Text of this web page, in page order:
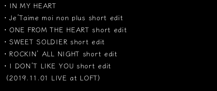
・IN MY HEART
・Je’Taime moi non plus short edit
・ONE FROM THE HEART short edit
・SWEET SOLDIER short edit
・ROCKIN’ ALL NIGHT short edit
・I DON’T LIKE YOU short edit
（2019.11.01 LIVE at LOFT）